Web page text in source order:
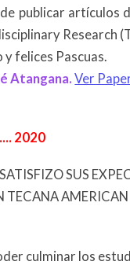
publicar artículos
Research
felices Pascuas.
Atangana.Ver
2020
SUS
TECANA AMERICAN
culminar los